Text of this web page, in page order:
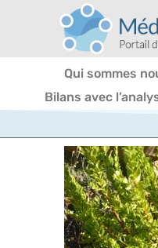
Qui sommes
Bilans avec